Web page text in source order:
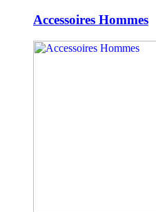
Accessoires Hommes